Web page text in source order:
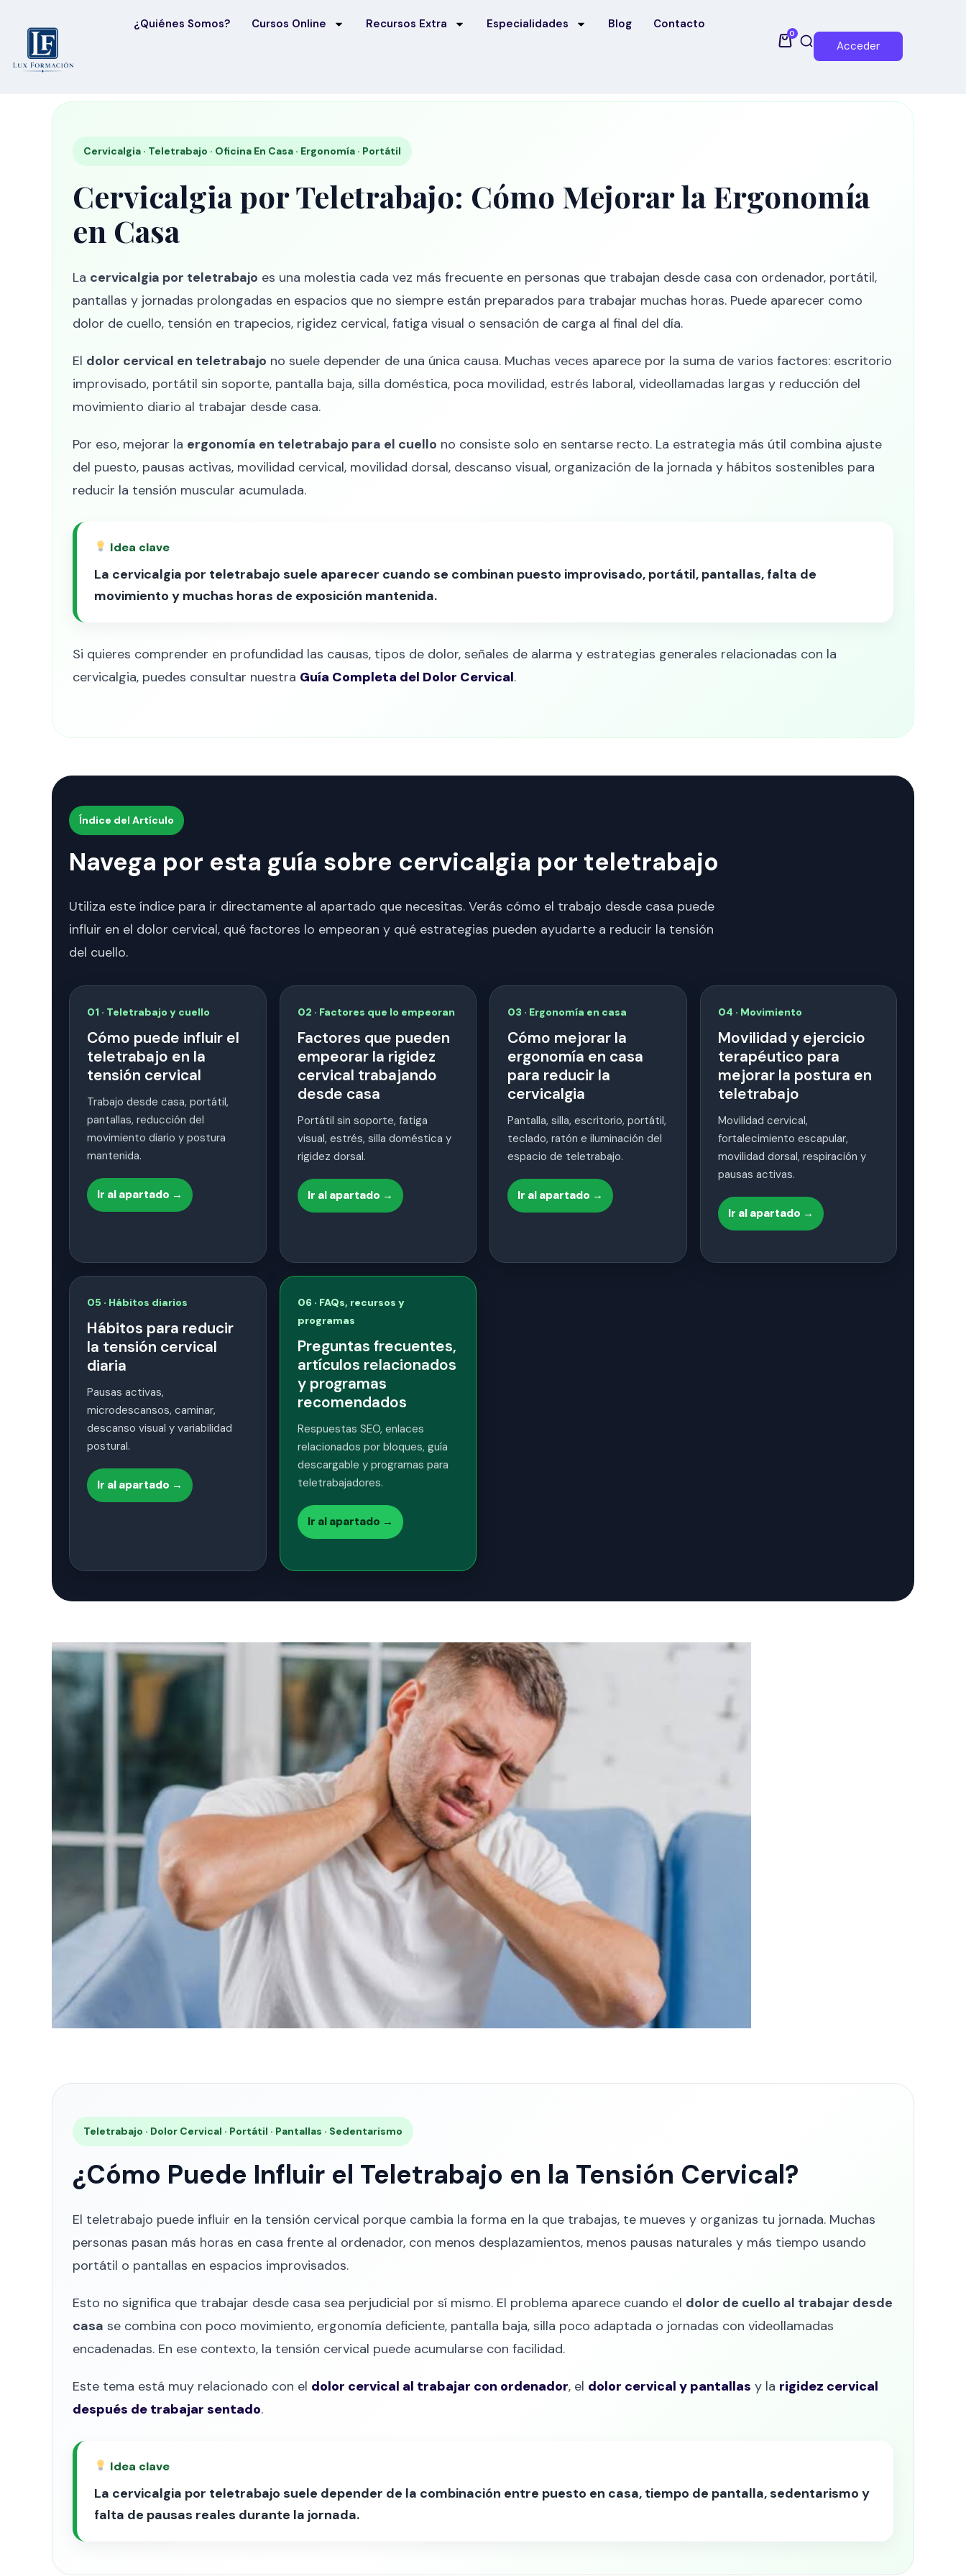
¿Quiénes Somos? Cursos Online Recursos Extra Especialidades Blog Contacto
0
Acceder
Cervicalgia · Teletrabajo · Oficina En Casa · Ergonomía · Portátil
Cervicalgia por Teletrabajo: Cómo Mejorar la Ergonomía
en Casa
La cervicalgia por teletrabajo es una molestia cada vez más frecuente en personas que trabajan desde casa con ordenador, portátil,
pantallas y jornadas prolongadas en espacios que no siempre están preparados para trabajar muchas horas. Puede aparecer como
dolor de cuello, tensión en trapecios, rigidez cervical, fatiga visual o sensación de carga al final del día.
El dolor cervical en teletrabajo no suele depender de una única causa. Muchas veces aparece por la suma de varios factores: escritorio
improvisado, portátil sin soporte, pantalla baja, silla doméstica, poca movilidad, estrés laboral, videollamadas largas y reducción del
movimiento diario al trabajar desde casa.
Por eso, mejorar la ergonomía en teletrabajo para el cuello no consiste solo en sentarse recto. La estrategia más útil combina ajuste
del puesto, pausas activas, movilidad cervical, movilidad dorsal, descanso visual, organización de la jornada y hábitos sostenibles para
reducir la tensión muscular acumulada.
Idea clave
La cervicalgia por teletrabajo suele aparecer cuando se combinan puesto improvisado, portátil, pantallas, falta de
movimiento y muchas horas de exposición mantenida.
Si quieres comprender en profundidad las causas, tipos de dolor, señales de alarma y estrategias generales relacionadas con la
cervicalgia, puedes consultar nuestra Guía Completa del Dolor Cervical.
Índice del Artículo
Navega por esta guía sobre cervicalgia por teletrabajo
Utiliza este índice para ir directamente al apartado que necesitas. Verás cómo el trabajo desde casa puede
influir en el dolor cervical, qué factores lo empeoran y qué estrategias pueden ayudarte a reducir la tensión
del cuello.
01 · Teletrabajo y cuello
Cómo puede influir el
teletrabajo en la
tensión cervical
Trabajo desde casa, portátil,
pantallas, reducción del
movimiento diario y postura
mantenida.
Ir al apartado →
02 · Factores que lo empeoran
Factores que pueden
empeorar la rigidez
cervical trabajando
desde casa
Portátil sin soporte, fatiga
visual, estrés, silla doméstica y
rigidez dorsal.
Ir al apartado →
03 · Ergonomía en casa
Cómo mejorar la
ergonomía en casa
para reducir la
cervicalgia
Pantalla, silla, escritorio, portátil,
teclado, ratón e iluminación del
espacio de teletrabajo.
Ir al apartado →
04 · Movimiento
Movilidad y ejercicio
terapéutico para
mejorar la postura en
teletrabajo
Movilidad cervical,
fortalecimiento escapular,
movilidad dorsal, respiración y
pausas activas.
Ir al apartado →
05 · Hábitos diarios
Hábitos para reducir
la tensión cervical
diaria
Pausas activas,
microdescansos, caminar,
descanso visual y variabilidad
postural.
Ir al apartado →
06 · FAQs, recursos y
programas
Preguntas frecuentes,
artículos relacionados
y programas
recomendados
Respuestas SEO, enlaces
relacionados por bloques, guía
descargable y programas para
teletrabajadores.
Ir al apartado →
Teletrabajo · Dolor Cervical · Portátil · Pantallas · Sedentarismo
¿Cómo Puede Influir el Teletrabajo en la Tensión Cervical?
El teletrabajo puede influir en la tensión cervical porque cambia la forma en la que trabajas, te mueves y organizas tu jornada. Muchas
personas pasan más horas en casa frente al ordenador, con menos desplazamientos, menos pausas naturales y más tiempo usando
portátil o pantallas en espacios improvisados.
Esto no significa que trabajar desde casa sea perjudicial por sí mismo. El problema aparece cuando el dolor de cuello al trabajar desde
casa se combina con poco movimiento, ergonomía deficiente, pantalla baja, silla poco adaptada o jornadas con videollamadas
encadenadas. En ese contexto, la tensión cervical puede acumularse con facilidad.
Este tema está muy relacionado con el dolor cervical al trabajar con ordenador, el dolor cervical y pantallas y la rigidez cervical
después de trabajar sentado.
Idea clave
La cervicalgia por teletrabajo suele depender de la combinación entre puesto en casa, tiempo de pantalla, sedentarismo y
falta de pausas reales durante la jornada.